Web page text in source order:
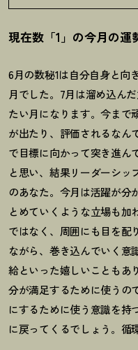
現在数「1」の今月の運
6月の数秘1は自分自身と向
月でした。 7月は溜め込ん
たい月になります。今まで
が出たり、評価されるなん
で目標に向かって突き進ん
と思い、結果リーダーシッ
のあなた。今月は活躍が分
とめていくような立場も加
ではなく、周囲にも目を配
ながら、巻き込んでいく意
給といった嬉しいこともあ
分が満足するために使うの
にするために使う意識を持
に戻ってくるでしょう。循